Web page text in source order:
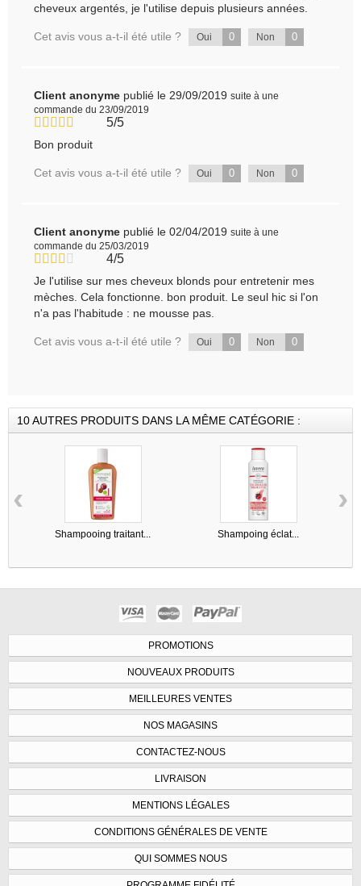
cheveux argentés, je l'utilise depuis plusieurs années.
Cet avis vous a-t-il été utile ? Oui 0 Non 0
Client anonyme publié le 29/09/2019 suite à une
commande du 23/09/2019
5/5
Bon produit
Cet avis vous a-t-il été utile ? Oui 0 Non 0
Client anonyme publié le 02/04/2019 suite à une
commande du 25/03/2019
4/5
Je l'utilise sur mes cheveux blonds pour entretenir mes
mèches. Cela fonctionne. bon produit. Le seul hic si l'on
n'a pas l'habitude : ne mousse pas.
Cet avis vous a-t-il été utile ? Oui 0 Non 0
10 AUTRES PRODUITS DANS LA MÊME CATÉGORIE :
Shampooing traitant... Shampoing éclat...
‹ ›
PROMOTIONS
NOUVEAUX PRODUITS
MEILLEURES VENTES
NOS MAGASINS
CONTACTEZ-NOUS
LIVRAISON
MENTIONS LÉGALES
CONDITIONS GÉNÉRALES DE VENTE
QUI SOMMES NOUS